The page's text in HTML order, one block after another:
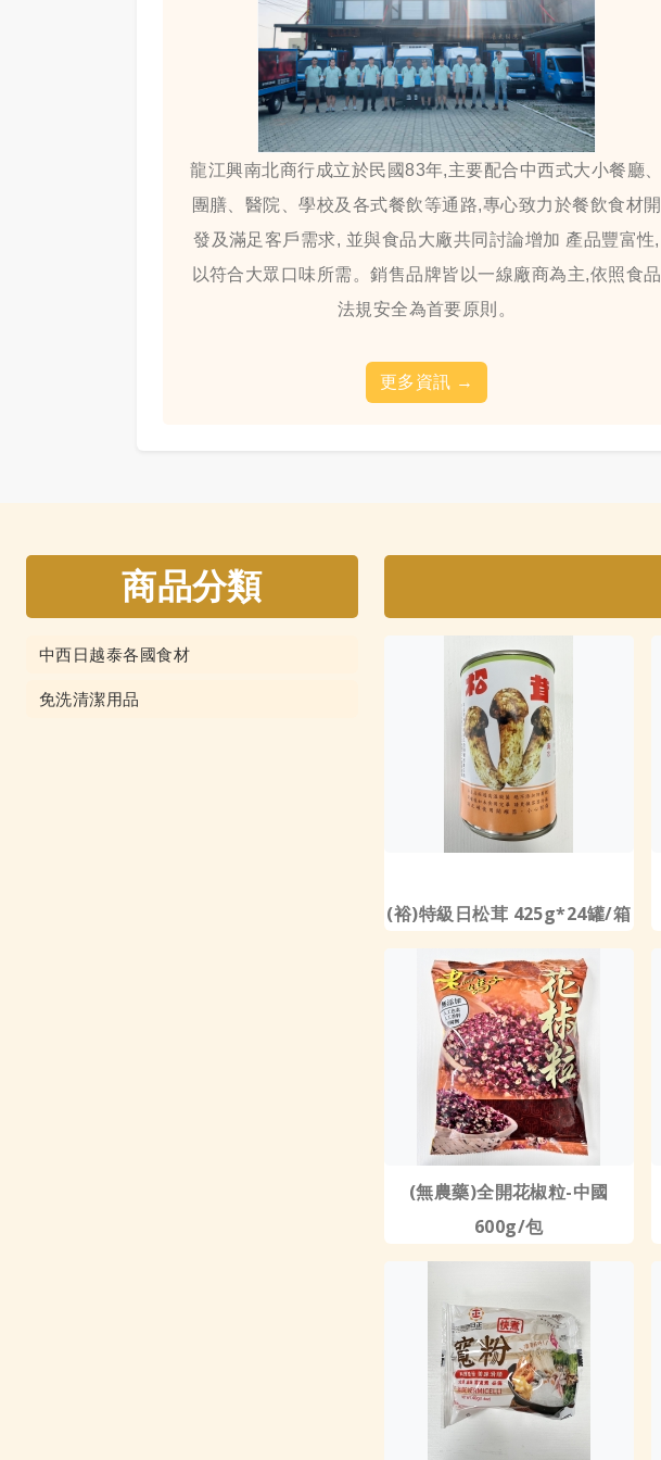
龍江興南北商行成立於民國83年,主要配合中西式大小餐廳、
團膳、醫院、學校及各式餐飲等通路,專心致力於餐飲食材開
發及滿足客戶需求, 並與食品大廠共同討論增加 產品豐富性,
以符合大眾口味所需。銷售品牌皆以一線廠商為主,依照食品
法規安全為首要原則。
更多資訊 →
商品分類
中西日越泰各國食材
免洗清潔用品
(裕)特級日松茸 425g*24罐/箱
(無農藥)全開花椒粒-中國
600g/包